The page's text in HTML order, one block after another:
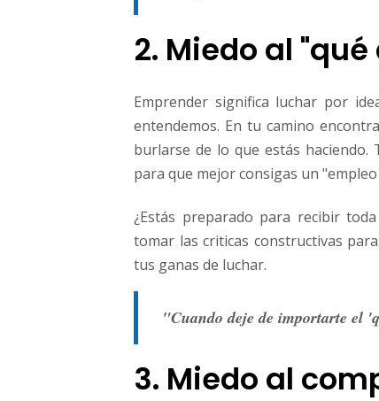
2. Miedo al
Emprender significa luchar por
entendemos. En tu camino
burlarse de lo que estás
para que mejor consigas un
¿Estás preparado para recibir
tomar las criticas constructivas
tus ganas de luchar.
"Cuando deje de importarte el
3. Miedo al